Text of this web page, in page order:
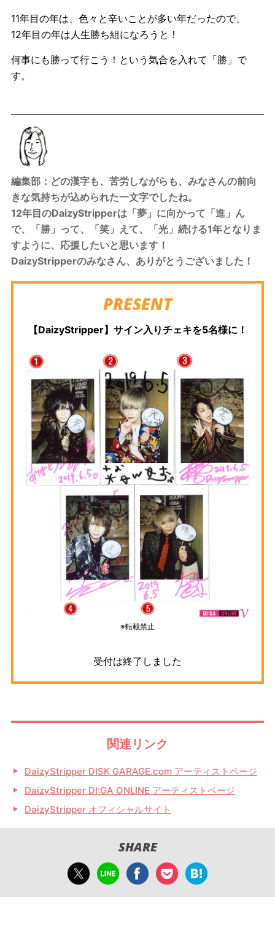
11年目の年は、色々と辛いことが多い年だったので、
12年目の年は人生勝ち組になろうと！
何事にも勝って行こう！という気合を入れて「勝」で
す。
編集部：どの漢字も、苦労しながらも、みなさんの前向
きな気持ちが込められた一文字でしたね。
12年目のDaizyStripperは「夢」に向かって「進」ん
で、「勝」って、「笑」えて、「光」続ける1年となりま
すように、応援したいと思います！
DaizyStripperのみなさん、ありがとうございました！
PRESENT
【DaizyStripper】サイン入りチェキを5名様に！
※転載禁止
受付は終了しました
関連リンク
DaizyStripper DISK GARAGE.com アーティストページ
DaizyStripper DI:GA ONLINE アーティストページ
DaizyStripper オフィシャルサイト
SHARE